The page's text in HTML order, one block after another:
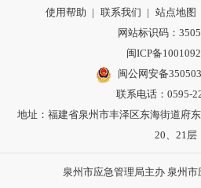
使用帮助 | 联系我们 | 站点地图
网站标识码：
闽ICP备
闽公网安备
联系电话：0595-
地址：福建省泉州市丰泽区东海街道府
20、21层
泉州市应急管理局主办 泉州